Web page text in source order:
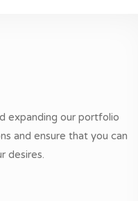
expanding our portfolio
and ensure that you can
desires.